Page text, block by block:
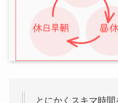
とにかくスキマ時